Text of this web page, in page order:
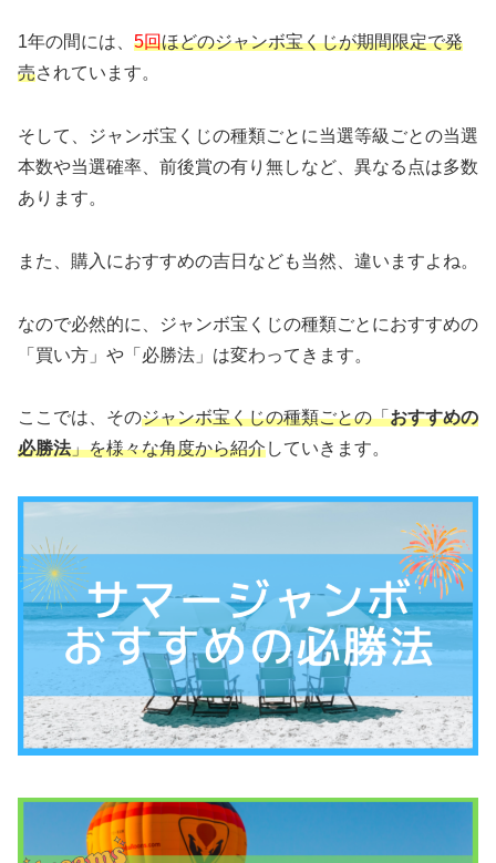
1年の間には、 5回ほどのジャンボ宝くじが期間限定で発
売されています。
そして、ジャンボ宝くじの種類ごとに当選等級ごとの当選
本数や当選確率、前後賞の有り無しなど、異なる点は多数
あります。
また、購入におすすめの吉日なども当然、違いますよね。
なので必然的に、ジャンボ宝くじの種類ごとにおすすめの
「買い方」や「必勝法」は変わってきます。
ここでは、そのジャンボ宝くじの種類ごとの「おすすめの
必勝法」を様々な角度から紹介していきます。